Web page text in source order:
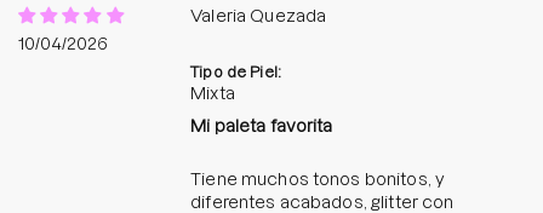
10/04/2026
Valeria Quezada
Tipo de Piel:
Mixta
Mi paleta favorita
Tiene muchos tonos bonitos, y
diferentes acabados, glitter con